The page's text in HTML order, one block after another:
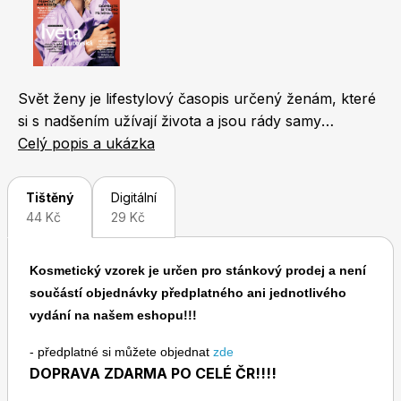
Naše krásná zahrada
Chip
Svět ženy je lifestylový časopis určený ženám, které
si s nadšením užívají života a jsou rády samy
sebou. Jeho koncept je unikátní. Čtenářky v něm
životního stylu, ale také zajímavosti z oblasti
bytového designu, cestování a gastronomie. Každý
měsíc přináší i rozhovor s oblíbenou českou
odrážející svět, v němž žijeme. Nechybí ani oblíbené
příběhy čtenářek a osudy slavných osobností.
Celý popis a ukázka
Tištěný
44 Kč
Digitální
29 Kč
Kosmetický vzorek je určen pro stánkový prodej a není
součástí objednávky předplatného ani jednotlivého
vydání na našem eshopu!!!
- předplatné si můžete objednat zde
DOPRAVA ZDARMA PO CELÉ ČR!!!!